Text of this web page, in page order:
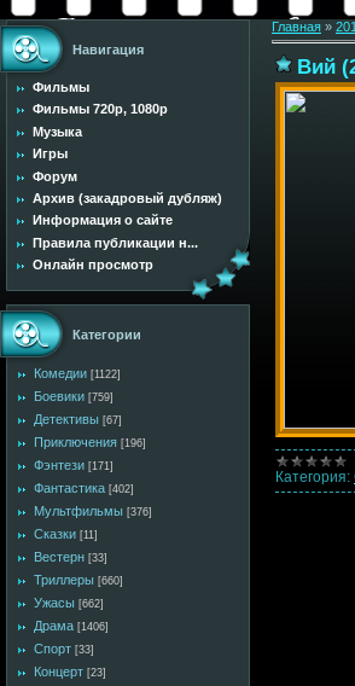
Навигация
Фильмы
Фильмы 720p, 1080p
Музыка
Игры
Форум
Архив (закадровый дубляж)
Информация о сайте
Правила публикации н...
Онлайн просмотр
Категории
Комедии [1122]
Боевики [759]
Детективы [67]
Приключения [196]
Фэнтези [171]
Фантастика [402]
Мультфильмы [376]
Сказки [11]
Вестерн [33]
Триллеры [660]
Ужасы [662]
Драма [1406]
Спорт [33]
Концерт [23]
Главная »
Вий
Категория: